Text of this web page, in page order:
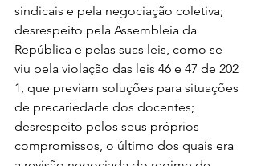
sindicais e pela negociação coletiva;
desrespeito pela Assembleia da
República e pelas suas leis, como se
viu pela violação das leis 46 e 47 de 202
1, que previam soluções para situações
de precariedade dos docentes;
desrespeito pelos seus próprios
compromissos, o último dos quais era